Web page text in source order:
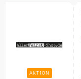
AKTION